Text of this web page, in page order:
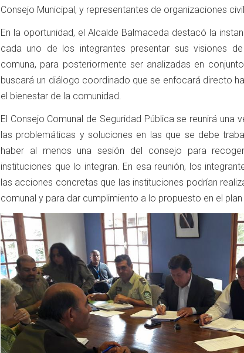
Consejo Municipal, y representantes de organizaciones
En la oportunidad, el Alcalde Balmaceda destacó la
cada uno de los integrantes presentar sus visiones
comuna, para posteriormente ser analizadas en
buscará un diálogo coordinado que se enfocará directo
el bienestar de la comunidad.
El Consejo Comunal de Seguridad Pública se reunirá una
las problemáticas y soluciones en las que se debe
haber al menos una sesión del consejo para
instituciones que lo integran. En esa reunión, los
las acciones concretas que las instituciones podrían
comunal y para dar cumplimiento a lo propuesto en el